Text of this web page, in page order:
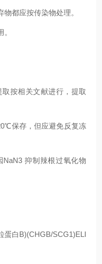
都应按传染物处理。
按相关文献进行，提取
保存，但应避免反复冻
抑制辣根过氧化物
蛋白B)(CHGB/SCG1)ELI